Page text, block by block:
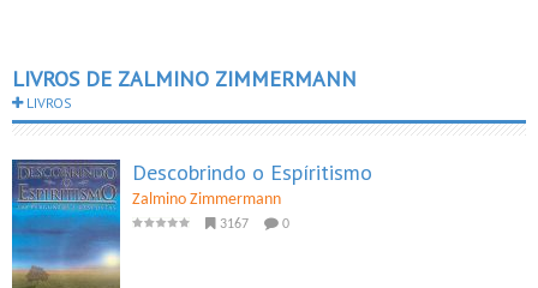
LIVROS DE ZALMINO ZIMMERMANN
LIVROS
Descobrindo o Espíritismo
Zalmino Zimmermann
3167 0